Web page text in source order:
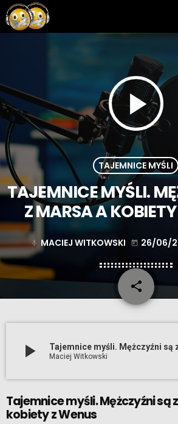
play_arrow
TAJEMNICE MYŚLI
TAJEMNICE MYŚLI.
Z MARSA A
mic MACIEJ WITKOWSKI today 26/06/
share
email
play_arrow Maciej Witkowski
Tajemnice myśli. Mężczyźni są
kobiety z Wenus